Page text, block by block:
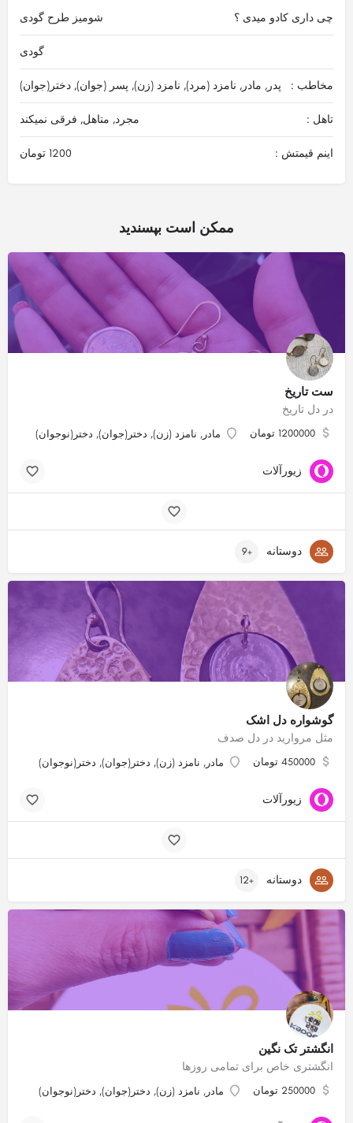
چی داری کادو میدی ؟ شومیز طرح گودی
گودی
مخاطب : پدر, مادر, نامزد (مرد), نامزد (زن), پسر (جوان), دختر(جوان)
تاهل : مجرد, متاهل, فرقی نمیکند
اینم قیمتش : 1200 تومان
ممکن است بپسندید
ست تاریخ
در دل تاریخ
1200000 تومان
مادر, نامزد (زن), دختر(جوان), دختر(نوجوان)
زیورآلات
دوستانه +9
گوشواره دل اشک
مثل مروارید در دل صدف
450000 تومان
مادر, نامزد (زن), دختر(جوان), دختر(نوجوان)
زیورآلات
دوستانه +12
انگشتر تک نگین
انگشتری خاص برای تمامی روزها
250000 تومان
مادر, نامزد (زن), دختر(جوان), دختر(نوجوان)